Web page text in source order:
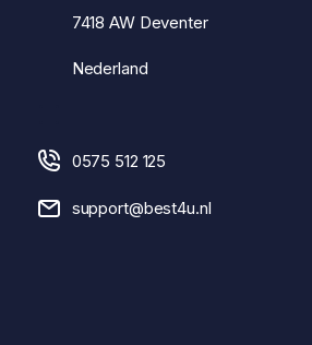
7418 AW Deventer
Nederland
0575 512 125
support@best4u.nl